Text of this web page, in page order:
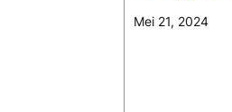
Mei 21, 2024